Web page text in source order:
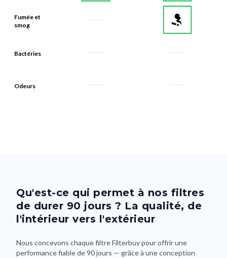
Fumée et
smog
Bactéries
Odeurs
Qu'est-ce qui permet à nos filtres
de durer 90 jours ? La qualité, de
l'intérieur vers l'extérieur
Nous concevons chaque filtre Filterbuy pour offrir une
performance fiable de 90 jours — grâce à une conception